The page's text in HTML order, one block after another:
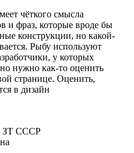
чёткого смысла
и фраз, которые вроде бы
конструкции, но какой-
Рыбу используют
у которых
нужно как-то оценить
странице. Оценить,
в дизайн
ЗТ СССР